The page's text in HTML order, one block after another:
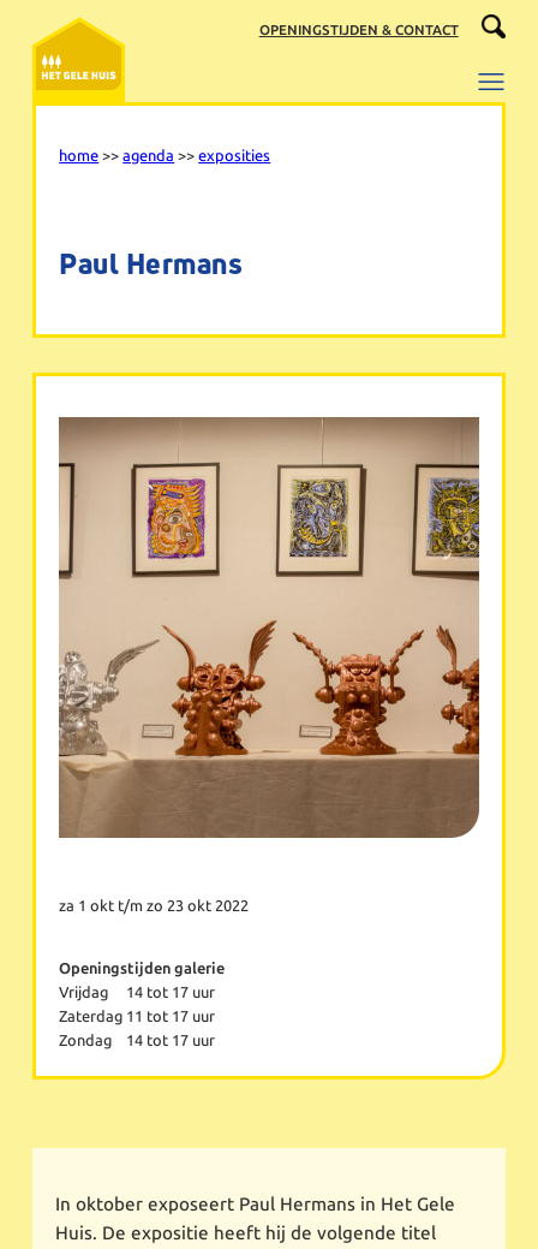
naar
inhoud
OPENINGSTIJDEN & CONTACT
home >>agenda >>exposities
Paul Hermans
za 1 okt t/m zo 23 okt 2022
Openingstijden galerie
Vrijdag
14 tot 17 uur
Zaterdag 11 tot 17 uur
Zondag
14 tot 17 uur
In oktober exposeert Paul Hermans in Het Gele
Huis. De expositie heeft hij de volgende titel